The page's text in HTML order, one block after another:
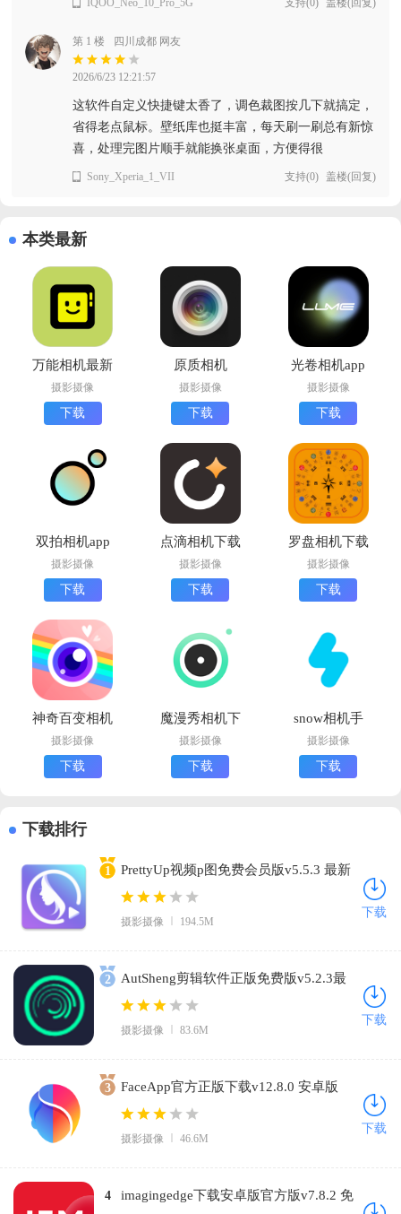
IQOO_Neo_10_Pro_5G 支持( 0) 盖楼(回复)
第 1 楼 四川成都 网友
2026/6/23 12:21:57
这软件自定义快捷键太香了，调色裁图按几下就搞定，
省得老点鼠标。壁纸库也挺丰富，每天刷一刷总有新惊
喜，处理完图片顺手就能换张桌面，方便得很
Sony_Xperia_1_VII 支持(0) 盖楼(回复)
本类最新
万能相机最新
版
摄影摄像
下载
原质相机
cameraw手机
版
摄影摄像
下载
光卷相机app
官方版
摄影摄像
下载
双拍相机app
最新版
摄影摄像
下载
点滴相机下载
最新版
摄影摄像
下载
罗盘相机下载
手机版
摄影摄像
下载
神奇百变相机
下载最新版
摄影摄像
下载
魔漫秀相机下
载安卓版
摄影摄像
下载
snow相机手
机版
摄影摄像
下载
下载排行
1
PrettyUp视频p图免费会员版v5.5.3 最新
版
摄影摄像 194.5M
下载
2
AutSheng剪辑软件正版免费版v5.2.3最
新版本下载v5.2.3 免费版
摄影摄像 83.6M
下载
3 FaceApp官方正版下载v12.8.0 安卓版
摄影摄像 46.6M
下载
4
imagingedge下载安卓版官方版v7.8.2 免